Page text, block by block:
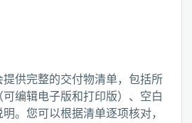
供完整的交付物清单，包括所
编辑电子版和打印版）、空白
。您可以根据清单逐项核对，